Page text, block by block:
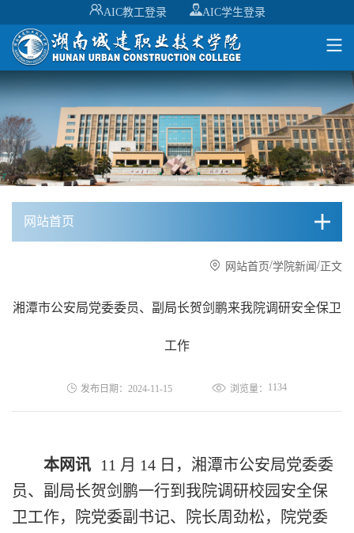
AIC教工登录 AIC学生登录
网站首页
网站首页/学院新闻 /正文
湘潭市公安局党委委员、副局长贺剑鹏来我院调研安全保卫
工作
发布日期：2024-11-15 浏览量： 1134
本网讯 11 月 14 日， 湘潭市公安局党委委
员、副局长贺剑鹏一行到 我院调研校园安全保
卫工作，院党委副书记、院长周劲松， 院党委